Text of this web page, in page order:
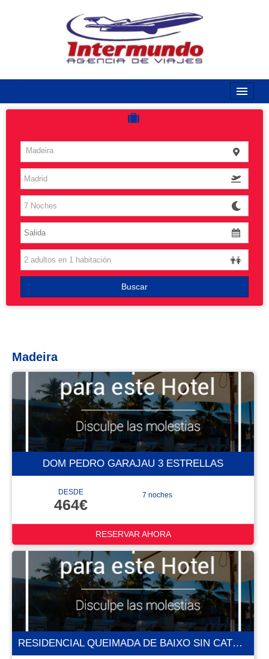
Costas
Vuelos
Islas
Caribe
Grandes Viajes
Madeira
Buscar
Madeira
DOM PEDRO GARAJAU 3 ESTRELLAS
DESDE
464€
7 noches
RESERVAR AHORA
RESIDENCIAL QUEIMADA DE BAIXO SIN CATEGORÍA CONFIRMADA